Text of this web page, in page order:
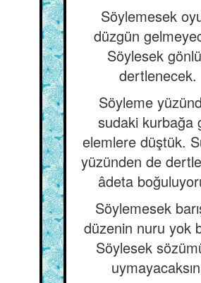
Söylemesek
düzgün
Söylesek
dertlenecek.
Söyleme
sudaki kurbağa
elemlere düştük.
yüzünden de
âdeta
Söylemesek
düzenin nuru yok
Söylesek